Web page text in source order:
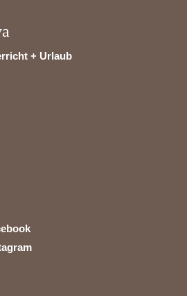
+ Urlaub